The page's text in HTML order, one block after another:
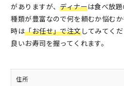
がありますが、ディナーは食べ放題
種類が豊富なので何を頼むか悩む
時は「お任せ」で注文してみてく
良いお寿司を握ってくれます。
住所